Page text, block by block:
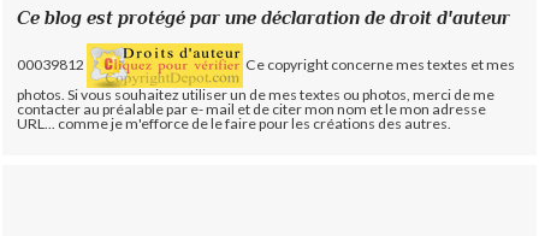
Ce blog est protégé par une déclaration de droit d'auteur
00039812
Ce copyright concerne mes textes et mes
photos. Si vous souhaitez utiliser un de mes textes ou photos, merci de me
contacter au préalable par e- mail et de citer mon nom et le mon adresse
URL... comme je m'efforce de le faire pour les créations des autres.